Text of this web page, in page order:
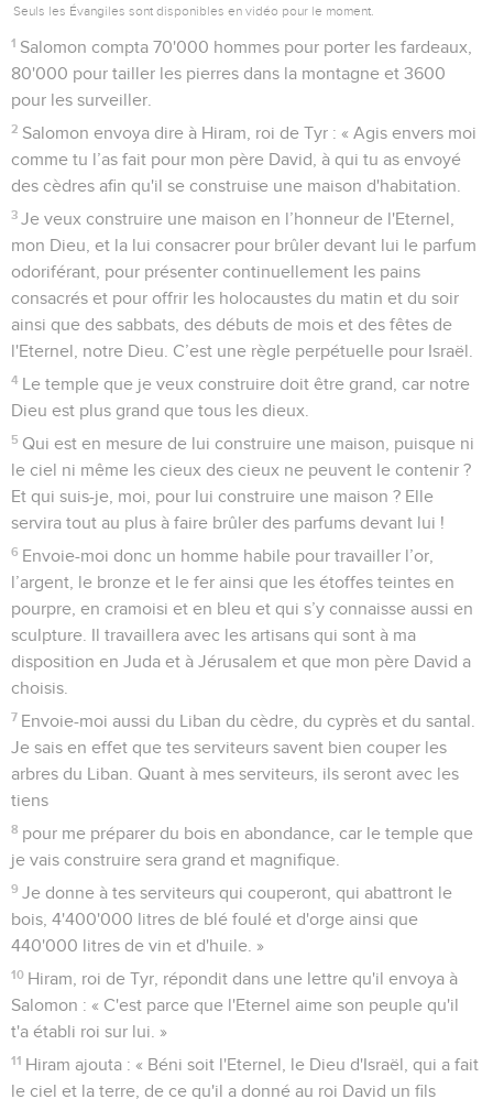
17 il fallait 600 pièces d’argent pour faire venir un char
d'Egypte, et 150 pièces pour un cheval. Ils en ramenaient de
même avec eux pour tous les rois des Hittites et pour les rois
de Syrie.
Salomon prépare la construction du temple
18 Salomon ordonna que l'on construise un temple pour
l'Eternel et un palais pour lui-même.
2 Chroniques 2
Seuls les Évangiles sont disponibles en vidéo pour le moment.
1 Salomon compta 70'000 hommes pour porter les fardeaux,
80'000 pour tailler les pierres dans la montagne et 3600
pour les surveiller.
2
Salomon envoya dire à Hiram, roi de Tyr : « Agis envers moi
comme tu l’as fait pour mon père David, à qui tu as envoyé
des cèdres afin qu'il se construise une maison d'habitation.
3 Je veux construire une maison en l’honneur de l'Eternel,
mon Dieu, et la lui consacrer pour brûler devant lui le parfum
odoriférant, pour présenter continuellement les pains
consacrés et pour offrir les holocaustes du matin et du soir
ainsi que des sabbats, des débuts de mois et des fêtes de
l'Eternel, notre Dieu. C’est une règle perpétuelle pour Israël.
4 Le temple que je veux construire doit être grand, car notre
Dieu est plus grand que tous les dieux.
5 Qui est en mesure de lui construire une maison, puisque ni
le ciel ni même les cieux des cieux ne peuvent le contenir ?
Et qui suis-je, moi, pour lui construire une maison ? Elle
servira tout au plus à faire brûler des parfums devant lui !
6
Envoie-moi donc un homme habile pour travailler l’or,
l’argent, le bronze et le fer ainsi que les étoffes teintes en
pourpre, en cramoisi et en bleu et qui s’y connaisse aussi en
sculpture. Il travaillera avec les artisans qui sont à ma
disposition en Juda et à Jérusalem et que mon père David a
Je sais en effet que tes serviteurs savent bien couper les